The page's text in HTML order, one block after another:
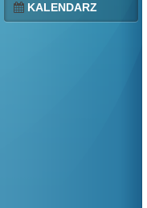
KALENDARZ